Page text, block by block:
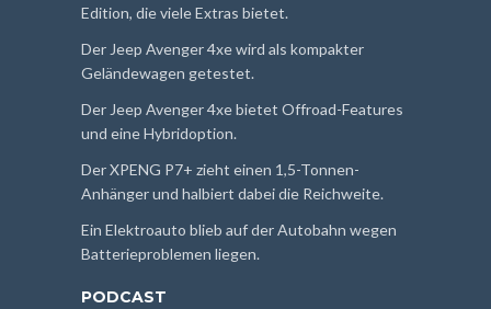
Edition, die viele Extras bietet.
Der Jeep Avenger 4xe wird als kompakter
Geländewagen getestet.
Der Jeep Avenger 4xe bietet Offroad-Features
und eine Hybridoption.
Der XPENG P7+ zieht einen 1,5-Tonnen-
Anhänger und halbiert dabei die Reichweite.
Ein Elektroauto blieb auf der Autobahn wegen
Batterieproblemen liegen.
PODCAST